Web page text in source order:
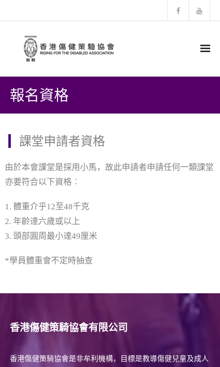
主頁
- 歷史發展
- 馬匹介紹
- 會訊
- 其他活動及比賽
有關RDAA
最新消息
報名資格
課堂申請者資格
由於本會課堂是採用小馬，故此申請者申請任何一類課堂
亦要符合以下資格︰
1. 體重介乎12至48千克
2. 年齡達六歲或以上
3. 頭部圓周最小達49厘米
*學員體重會不定時抽查
香港傷健策騎協會有限公司
香港傷健策騎協會是非牟利機構，目標是教導傷健兒童及成人